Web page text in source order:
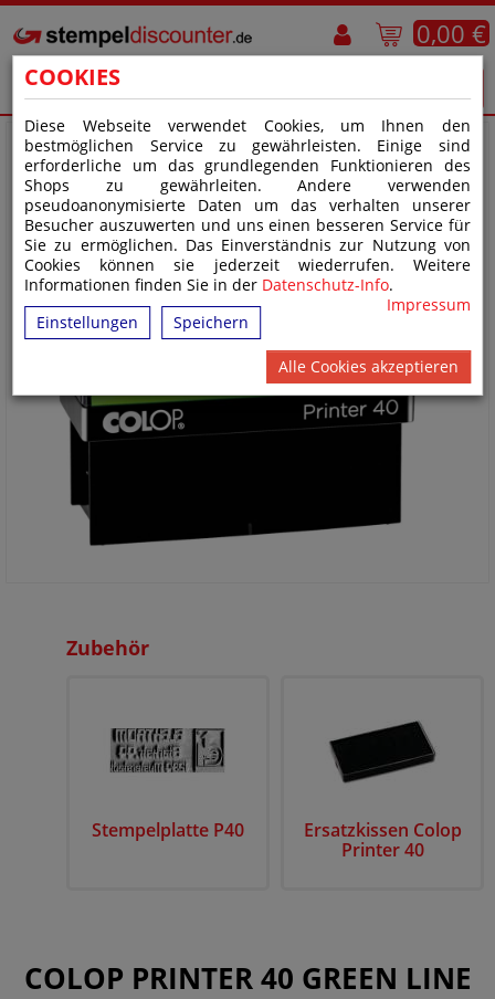
COOKIES
Diese Webseite verwendet Cookies, um Ihnen den
bestmöglichen Service zu gewährleisten. Einige sind
erforderliche um das grundlegenden Funktionieren des
Shops zu gewährleiten. Andere verwenden
pseudoanonymisierte Daten um das verhalten unserer
Besucher auszuwerten und uns einen besseren Service für
Sie zu ermöglichen. Das Einverständnis zur Nutzung von
Cookies können sie jederzeit wiederrufen. Weitere
Informationen finden Sie in der Datenschutz-Info.
Impressum
Einstellungen
Speichern
Alle Cookies akzeptieren
0,00 €
Zubehör
Stempelplatte P40
Ersatzkissen Colop
Printer 40
COLOP PRINTER 40 GREEN LINE